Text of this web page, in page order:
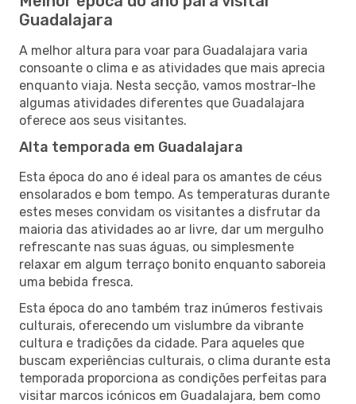
Guadalajara
A melhor altura para voar para Guadalajara varia
consoante o clima e as atividades que mais aprecia
enquanto viaja. Nesta secção, vamos mostrar-lhe
algumas atividades diferentes que Guadalajara
oferece aos seus visitantes.
Alta temporada em Guadalajara
Esta época do ano é ideal para os amantes de céus
ensolarados e bom tempo. As temperaturas durante
estes meses convidam os visitantes a disfrutar da
maioria das atividades ao ar livre, dar um mergulho
refrescante nas suas águas, ou simplesmente
relaxar em algum terraço bonito enquanto saboreia
uma bebida fresca.
Esta época do ano também traz inúmeros festivais
culturais, oferecendo um vislumbre da vibrante
cultura e tradições da cidade. Para aqueles que
buscam experiências culturais, o clima durante esta
temporada proporciona as condições perfeitas para
visitar marcos icónicos em Guadalajara, bem como